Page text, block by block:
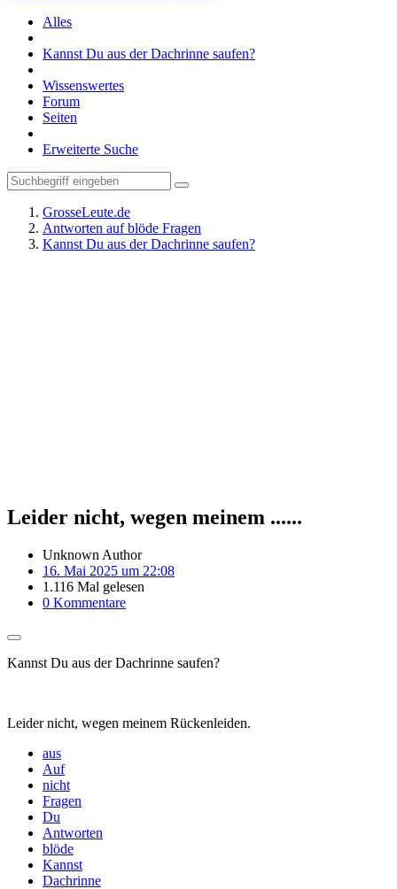
Alles
Kannst Du aus der Dachrinne saufen?
Wissenswertes
Forum
Seiten
Erweiterte Suche
GrosseLeute.de
Antworten auf blöde Fragen
Kannst Du aus der Dachrinne saufen?
Leider nicht, wegen meinem ......
Unknown Author
16. Mai 2025 um 22:08
1.116 Mal gelesen
0 Kommentare
Kannst Du aus der Dachrinne saufen?
Leider nicht, wegen meinem Rückenleiden.
aus
Auf
nicht
Fragen
Du
Antworten
blöde
Kannst
Dachrinne